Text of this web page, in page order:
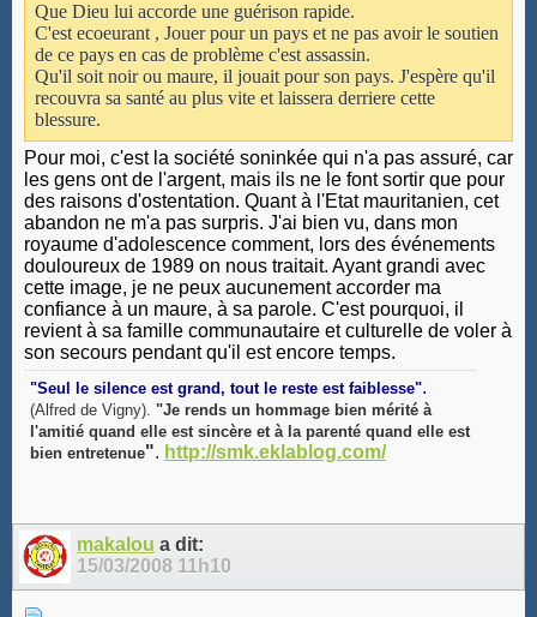
Que Dieu lui accorde une guérison rapide.
C'est ecoeurant , Jouer pour un pays et ne pas avoir le soutien
de ce pays en cas de problème c'est assassin.
Qu'il soit noir ou maure, il jouait pour son pays. J'espère qu'il
recouvra sa santé au plus vite et laissera derriere cette
blessure.
Pour moi, c'est la société soninkée qui n'a pas assuré, car
les gens ont de l'argent, mais ils ne le font sortir que pour
des raisons d'ostentation. Quant à l'Etat mauritanien, cet
abandon ne m'a pas surpris. J'ai bien vu, dans mon
royaume d'adolescence comment, lors des événements
douloureux de 1989 on nous traitait. Ayant grandi avec
cette image, je ne peux aucunement accorder ma
confiance à un maure, à sa parole. C'est pourquoi, il
revient à sa famille communautaire et culturelle de voler à
son secours pendant qu'il est encore temps.
"Seul le silence est grand, tout le reste est faiblesse".
(Alfred de Vigny). "Je rends un hommage bien mérité à
l'amitié quand elle est sincère et à la parenté quand elle est
bien entretenue". http://smk.eklablog.com/
makalou a dit:
15/03/2008 11h10